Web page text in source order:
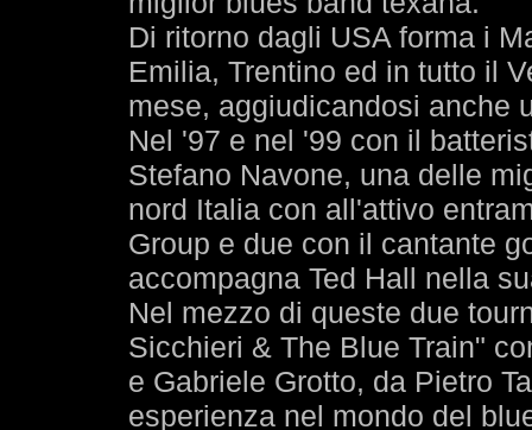
Di ritorno dagli USA forma i
Emilia, Trentino ed in tutto il
mese, aggiudicandosi anche
Nel '97 e nel '99 con il
Stefano Navone, una delle
nord Italia con all'attivo
Group e due con il cantante
accompagna Ted Hall nella
Nel mezzo di queste due
Sicchieri & The Blue Train"
e Gabriele Grotto, da Pietro
esperienza nel mondo del